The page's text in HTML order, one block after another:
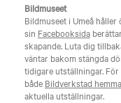
Bildmuseet
Bildmuseet i Umeå
sin Facebooksida
skapande. Luta dig
väntar bakom stängda
tidigare utställningar.
både Bildverkstad hemma
aktuella utställningar.